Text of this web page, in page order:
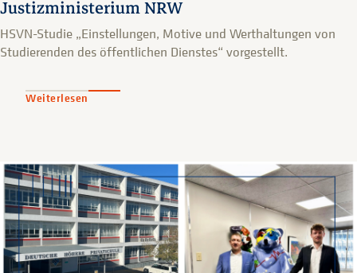
Justizministerium NRW
HSVN-Studie „Einstellungen, Motive und Werthaltungen von
Studierenden des öffentlichen Dienstes“ vorgestellt.
Weiterlesen